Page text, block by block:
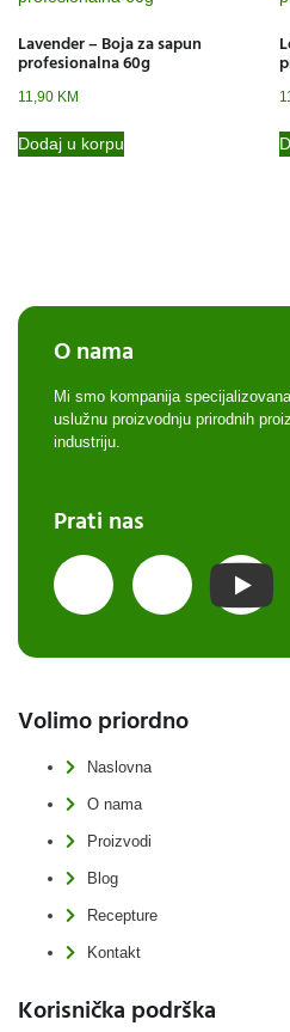
Lavender – Boja za sapun
profesionalna 60g
11,90 KM
Dodaj u korpu
O nama
Mi smo kompanija
uslužnu proizvodnju prirodnih
industriju.
Prati nas
Volimo priordno
Naslovna
O nama
Proizvodi
Blog
Recepture
Kontakt
Korisnička podrška